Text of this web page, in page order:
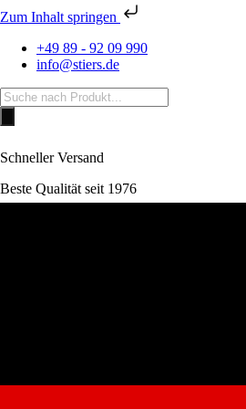
Zum Inhalt springen
+49 89 - 92 09 990
info@stiers.de
Products
search
Schneller Versand
Beste Qualität seit 1976